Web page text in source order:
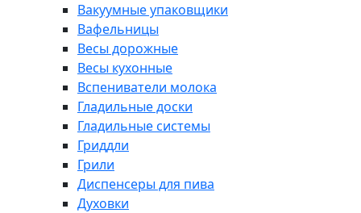
Вакуумные упаковщики
Вафельницы
Весы дорожные
Весы кухонные
Вспениватели молока
Гладильные доски
Гладильные системы
Гриддли
Грили
Диспенсеры для пива
Духовки